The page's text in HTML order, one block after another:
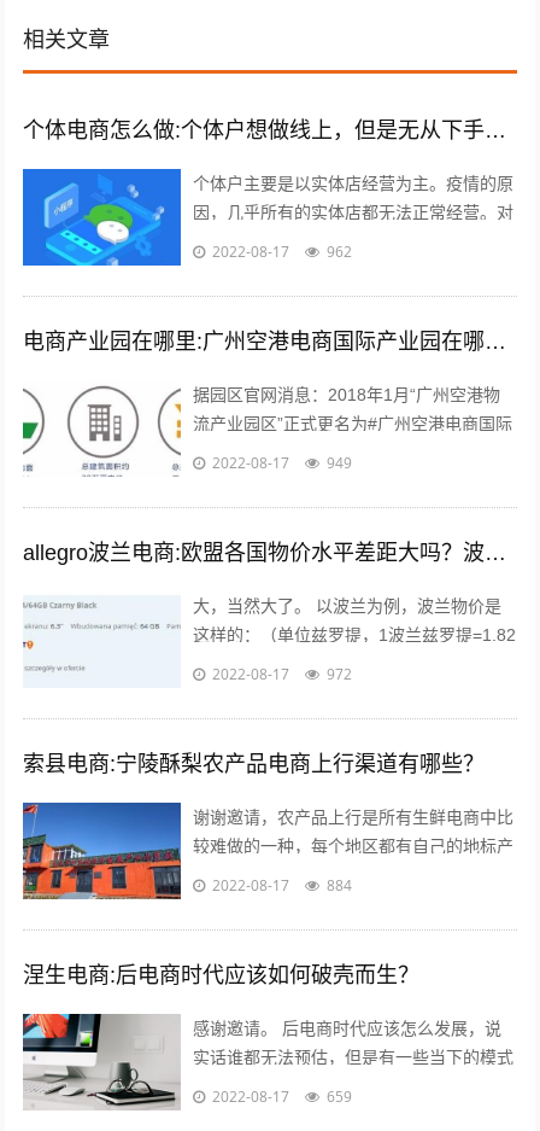
相关文章
个体电商怎么做:个体户想做线上，但是无从下手，有什么建议吗？
个体户主要是以实体店经营为主。疫情的原
因，几乎所有的实体店都无法正常经营。对
于实体店来说，关门就意味着没有任何收入
2022-08-17 962
电商产业园在哪里:广州空港电商国际产业园在哪里？主要是做什么的？
据园区官网消息：2018年1月“广州空港物
流产业园区”正式更名为#广州空港电商国际
产业园#。园区名称变更通知 位于广州空港
2022-08-17 949
allegro波兰电商:欧盟各国物价水平差距大吗？波兰的物价水平又如何呢？
大，当然大了。 以波兰为例，波兰物价是
这样的：（单位兹罗提，1波兰兹罗提=1.82
人民币），本物价是按照波兰平均物价计算
2022-08-17 972
索县电商:宁陵酥梨农产品电商上行渠道有哪些？
谢谢邀请，农产品上行是所有生鲜电商中比
较难做的一种，每个地区都有自己的地标产
品，根据产品的特点，进行品牌建设，营
和...
2022-08-17 884
涅生电商:后电商时代应该如何破壳而生？
感谢邀请。 后电商时代应该怎么发展，说
实话谁都无法预估，但是有一些当下的模式
可以借鉴，毕竟未来新的发展核心思维是没
2022-08-17 659